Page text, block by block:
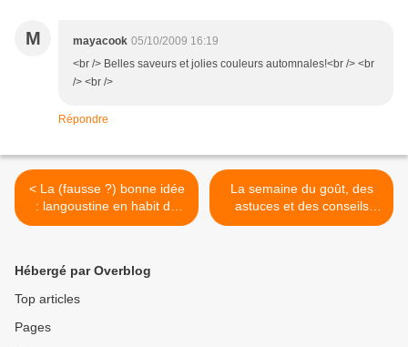
M mayacook 05/10/2009 16:19
<br /> Belles saveurs et jolies couleurs automnales!<br /> <br
/> <br />
Répondre
< La (fausse ?) bonne idée
: langoustine en habit de
pancetta
La semaine du goût, des
astuces et des conseils
pour un repas réussi ! >
Hébergé par Overblog
Top articles
Pages